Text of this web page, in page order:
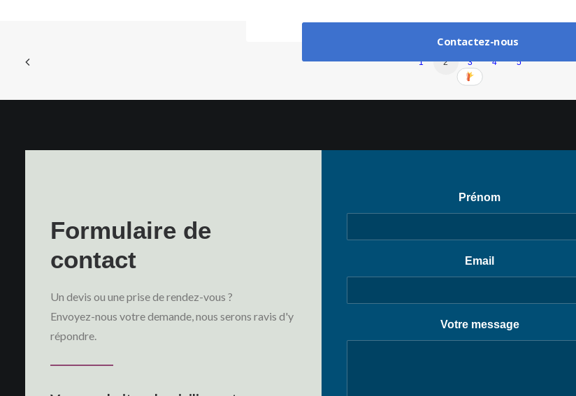
1 2 3 4 5
Formulaire de
contact
Un devis ou une prise de rendez-vous ?
Envoyez-nous votre demande, nous serons ravis d'y
répondre.
Prénom
Email
Votre message
Contactez-nous